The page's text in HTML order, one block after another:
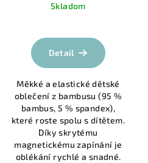
Skladom
hodnocení
produktu
z
5
hvězdiček.
Detail
Měkké a elastické dětské
oblečení z bambusu (95 %
bambus, 5 % spandex),
které roste spolu s dítětem.
Díky skrytému
magnetickému zapínání je
oblékání rychlé a snadné.